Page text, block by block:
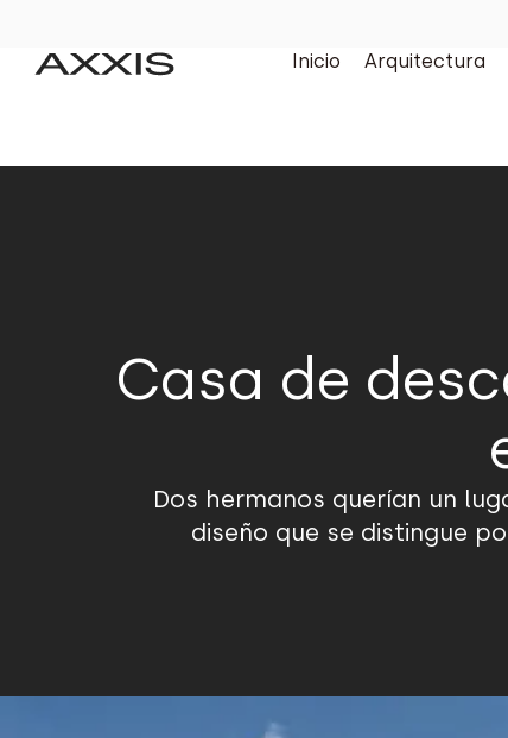
Inicio Arquitectura
Casa de
Dos hermanos querían un
diseño que se distingue